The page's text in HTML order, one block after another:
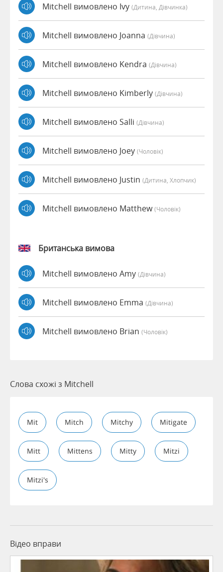
Mitchell вимовлено Ivy (дитина, Дівчинка)
Mitchell вимовлено Joanna (дівчина)
Mitchell вимовлено Kendra (дівчина)
Mitchell вимовлено Kimberly (дівчина)
Mitchell вимовлено Salli (дівчина)
Mitchell вимовлено Joey (чоловік)
Mitchell вимовлено Justin (дитина, Хлопчик)
Mitchell вимовлено Matthew(чоловік)
Британська вимова
Mitchell вимовлено Amy (дівчина)
Mitchell вимовлено Emma (дівчина)
Mitchell вимовлено Brian (чоловік)
Слова схожі з Mitchell
Mit Mitch Mitchy Mitigate
Mitt Mittens Mitty Mitzi
Mitzi's
Відео вправи